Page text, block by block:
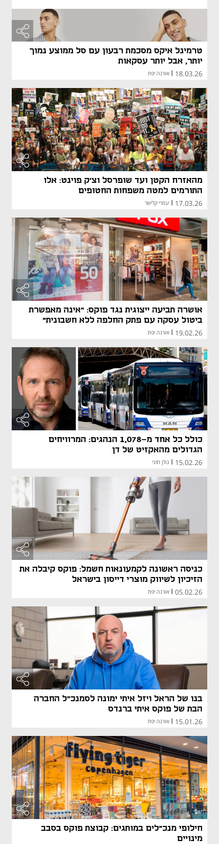
טרמינל איקס מסכמת רבעון עם סל ממוצע נמוך
יותר, אבל יותר עסקאות
18.03.26 אורנה יפת
מהאזרח הקטן ועד שופרסל וצ'ק פוינט: אלו
התורמים למטה משפחות החטופים
17.03.26 עמרי קלישר
אושרה תביעה ייצוגית נגד פוקס: "אינה מאפשרת
ביטול עסקה עם פתק החלפה ללא חשבונית"
19.02.26 אורנה יפת
כולל כל אחד מ-1,078 הנהגים: המרוויחים
הגדולים מהאקזיט של דן
15.02.26 גולן חזני
כניסה ראשונה לקמעונאות חשמל: פוקס קיבלה את
הזיכיון לשיווק מוצרי דייסון בישראל
05.02.26 אורנה יפת
בנו של הראל ויזל איתי ימונה לסמנכ"ל החברה
הבת של פוקס איתי ברנדס
15.01.26
| אורנה יפת
חילופי מנכ"לים במותגים: קבוצת פוקס בסבב
מינויים